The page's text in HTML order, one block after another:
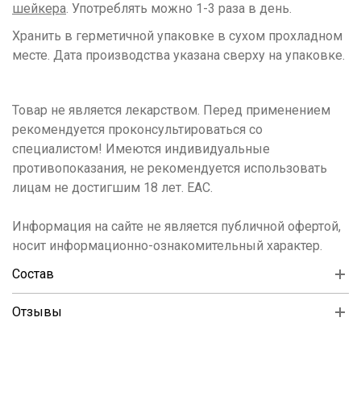
шейкера. Употреблять можно 1-3 раза в день.
Хранить в герметичной упаковке в сухом прохладном
месте. Дата производства указана сверху на упаковке.
Товар не является лекарством. Перед применением
рекомендуется проконсультироваться со
специалистом! Имеются индивидуальные
противопоказания, не рекомендуется использовать
лицам не достигшим 18 лет. ЕАС.
Информация на сайте не является публичной офертой,
носит информационно-ознакомительный характер.
Состав
Отзывы